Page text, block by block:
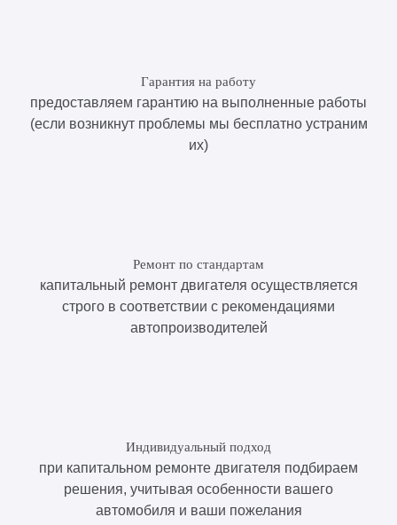
Гарантия на работу
предоставляем гарантию на выполненные работы
(если возникнут проблемы мы бесплатно устраним
их)
Ремонт по стандартам
капитальный ремонт двигателя осуществляется
строго в соответствии с рекомендациями
автопроизводителей
Индивидуальный подход
при капитальном ремонте двигателя подбираем
решения, учитывая особенности вашего
автомобиля и ваши пожелания